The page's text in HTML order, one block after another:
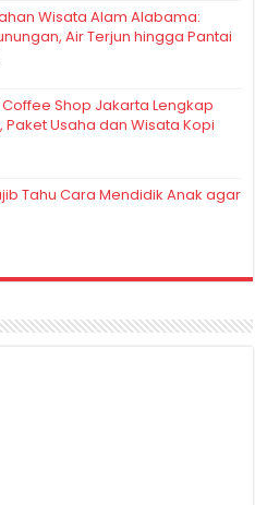
Wisata Alam Alabama:
Air Terjun hingga Pantai
Shop Jakarta Lengkap
Paket Usaha dan Wisata Kopi
Tahu Cara Mendidik Anak agar